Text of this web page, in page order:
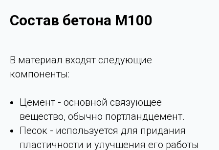
Состав бетона M100
В материал входят следующие
компоненты:
Цемент - основной связующее
вещество, обычно портландцемент.
Песок - используется для придания
пластичности и улучшения его работы